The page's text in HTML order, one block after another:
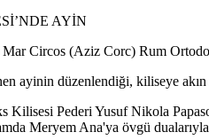
Circos (Aziz Corc) Rum
ayinin düzenlendiği, kiliseye
Pederi Yusuf Nikola
Meryem Ana'ya övgü dualarıyla